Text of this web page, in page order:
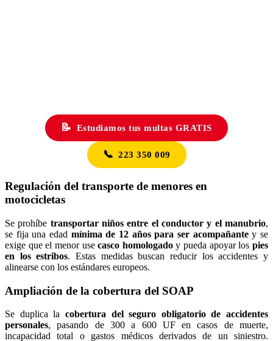
📝 Estudiamos tus multas GRATIS
📞 223 350 009
Regulación del transporte de menores en
motocicletas
Se prohíbe transportar niños entre el conductor y el manubrio,
se fija una edad mínima de 12 años para ser acompañantey se
exige que el menor usecasco homologadoy pueda apoyar lospies
en los estribos. Estas medidas buscan reducir los accidentes y
alinearse con los estándares europeos.
Ampliación de la cobertura del SOAP
Se duplica la cobertura del seguro obligatorio de accidentes
personales, pasando de 300 a 600 UF en casos de muerte,
incapacidad total o gastos médicos derivados de un siniestro.